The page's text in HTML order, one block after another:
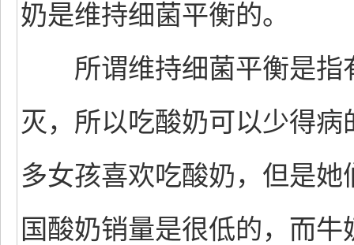
奶是维持细菌平衡的。
所谓维持细菌平衡是指
灭，所以吃酸奶可以少得
多女孩喜欢吃酸奶，但是
国酸奶销量是很低的，而